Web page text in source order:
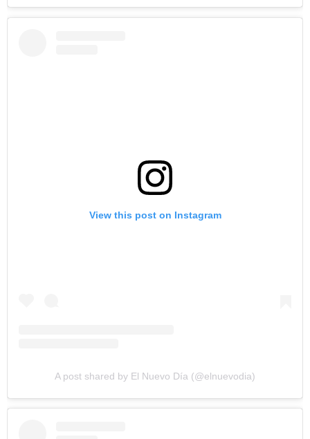
View this post on Instagram
A post shared by El Nuevo Día (@elnuevodia)